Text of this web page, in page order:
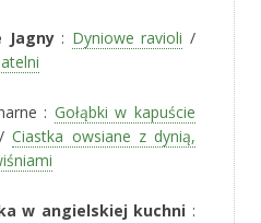
Jagny: Dyniowe ravioli /
: Gołąbki w kapuście
/Ciastka owsiane z dynią,
w angielskiej kuchni :